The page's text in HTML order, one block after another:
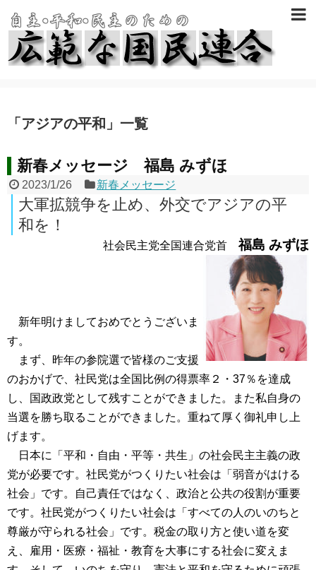
「 アジアの平和 」 一覧
新春メッセージ 福島 みずほ
2023/1/26 新春メッセージ
大軍拡競争を止め、外交でアジアの平
和を！
社会民主党全国連合党首福島 みずほ
新年明けましておめでとうございま
す。
まず、昨年の参院選で皆様のご支援
のおかげで、社民党は全国比例の得票率２・37％を達成
し、国政政党として残すことができました。また私自身の
当選を勝ち取ることができました。重ねて厚く御礼申し上
げます。
日本に「平和・自由・平等・共生」の社会民主主義の政
党が必要です。社民党がつくりたい社会は「弱音がはける
社会」です。自己責任ではなく、政治と公共の役割が重要
です。社民党がつくりたい社会は「すべての人のいのちと
尊厳が守られる社会」です。税金の取り方と使い道を変
え、雇用・医療・福祉・教育を大事にする社会に変えま